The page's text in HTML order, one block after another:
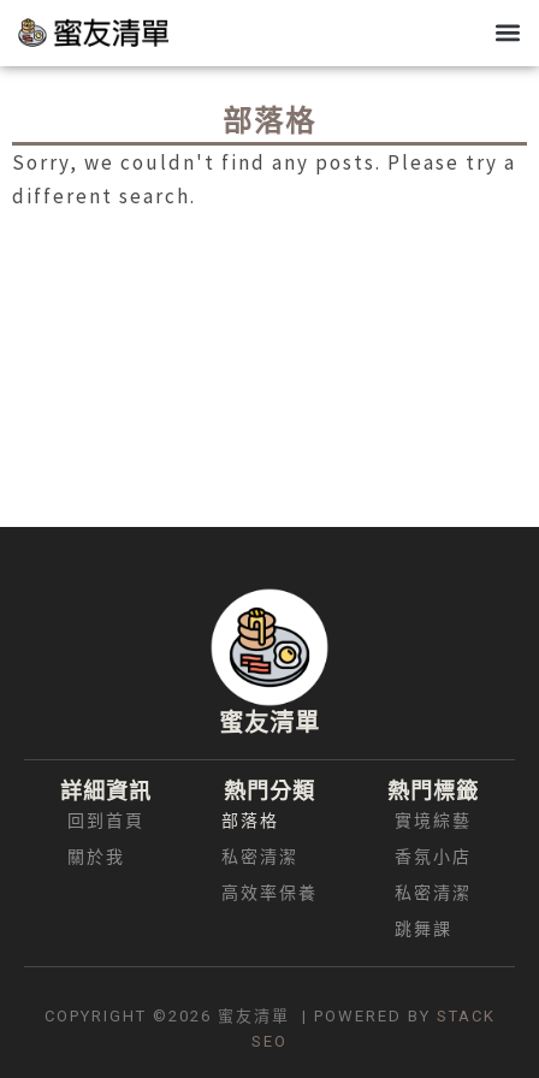
跳
至
內
容
部落格
Sorry, we couldn't find any posts. Please try a
different search.
蜜友清單
詳細資訊
回到首頁
關於我
熱門分類
部落格
私密清潔
高效率保養
熱門標籤
實境綜藝
香氛小店
私密清潔
跳舞課
COPYRIGHT ©2026 蜜友清單 | POWERED BY STACK
SEO